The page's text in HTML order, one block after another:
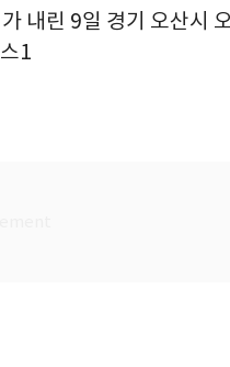
내린 9일 경기 오산시
1